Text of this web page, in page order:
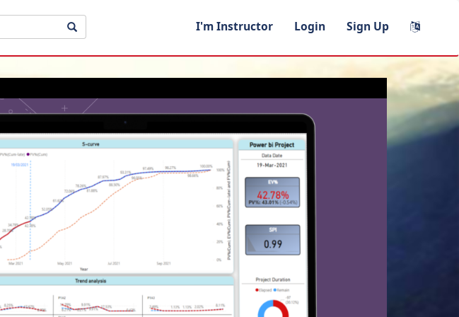
I'm Instructor Login Sign Up